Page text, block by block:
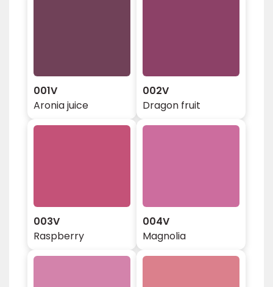
001V
Aronia juice
002V
Dragon fruit
003V
Raspberry
004V
Magnolia